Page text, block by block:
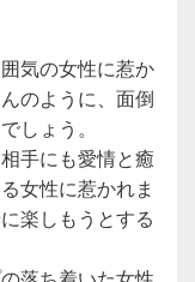
気の女性に惹か
のように、面倒
しょう。
手にも愛情と癒
女性に惹かれま
楽しもうとする